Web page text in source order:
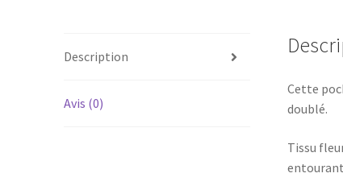
Description
Avis (0)
Cette
doublé.
Tissu